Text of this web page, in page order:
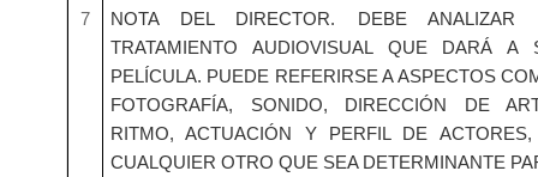
7
NOTA DEL DIRECTOR. DEBE ANALIZAR
TRATAMIENTO AUDIOVISUAL QUE DARÁ A
PELÍCULA. PUEDE REFERIRSE A ASPECTOS
FOTOGRAFÍA, SONIDO, DIRECCIÓN DE
RITMO, ACTUACIÓN Y PERFIL DE
CUALQUIER OTRO QUE SEA DETERMINANTE